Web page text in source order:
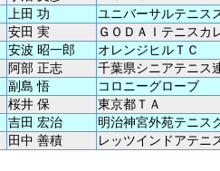
上田 功
ユニバーサルテニス
安田 実
ＧＯＤＡＩテニスカ
安波 昭一郎
オレンジヒルＴＣ
阿部 正志
千葉県シニアテニス
副島 悟
コロニーグローブ
桜井 保
東京都ＴＡ
吉田 宏治
明治神宮外苑テニス
田中 善積 レッツインドアテニ